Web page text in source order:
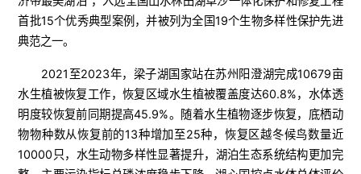
首批15个优秀典型案例，并被列为全国19个生物多样性保护先进
典范之一。
2021至2023年，梁子湖国家站在苏州阳澄湖完成10679亩
水生植被恢复工作，恢复区域水生植被覆盖度达60.8%，水体透
明度较恢复前同期提高45.9%。随着水生植物逐步恢复，底栖动
物物种数从恢复前的13种增加至25种，恢复区越冬候鸟数量近
10000只，水生动物多样性显著提升，湖泊生态系统结构更加完